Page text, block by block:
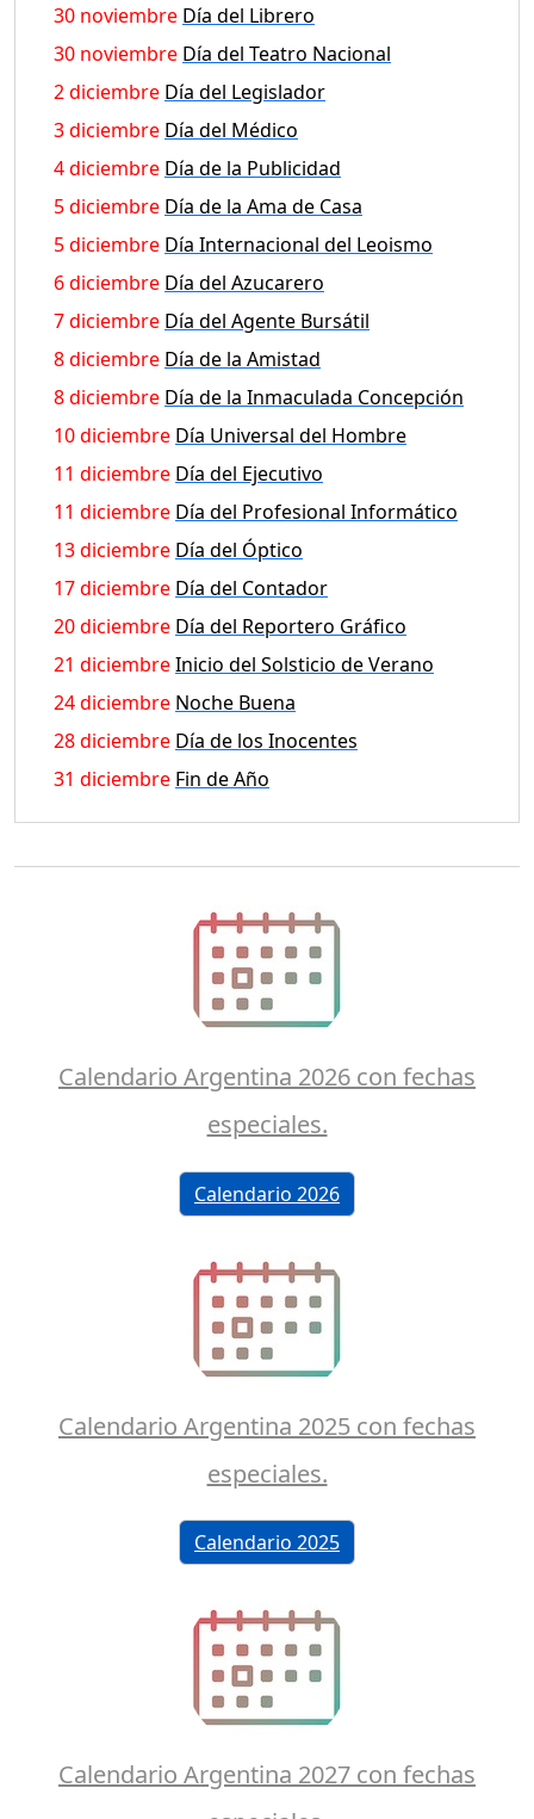
30 noviembre Día del Librero
30 noviembre Día del Teatro Nacional
2 diciembre Día del Legislador
3 diciembre Día del Médico
4 diciembre Día de la Publicidad
5 diciembre Día de la Ama de Casa
5 diciembre Día Internacional del Leoismo
6 diciembre Día del Azucarero
7 diciembre Día del Agente Bursátil
8 diciembre Día de la Amistad
8 diciembre Día de la Inmaculada Concepción
10 diciembre Día Universal del Hombre
11 diciembre Día del Ejecutivo
11 diciembre Día del Profesional Informático
13 diciembre Día del Óptico
17 diciembre Día del Contador
20 diciembre Día del Reportero Gráfico
21 diciembreInicio del Solsticio de Verano
24 diciembre Noche Buena
28 diciembre Día de los Inocentes
31 diciembre Fin de Año
Calendario Argentina 2026 con fechas
especiales.
Calendario 2026
Calendario Argentina 2025 con fechas
especiales.
Calendario 2025
Calendario Argentina 2027 con fechas